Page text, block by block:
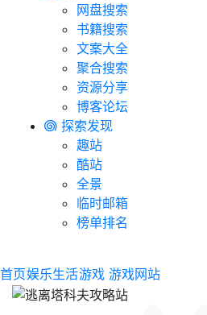
网盘搜索
书籍搜索
文案大全
聚合搜索
资源分享
博客论坛
探索发现
趣站
酷站
全景
临时邮箱
榜单排名
首页娱乐生活游戏 游戏网站